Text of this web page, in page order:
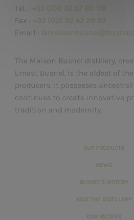
Tél. :
Fax :
Email :
The Maison Busnel distillery,
Ernest Busnel, is the oldest of
producers. It possesses
continues to create innovative
tradition and modernity.
OUR PRODUCTS
NEWS
BUSNEL'S HISTORY
VISIT THE DISTILLERY
OUR RECIPES